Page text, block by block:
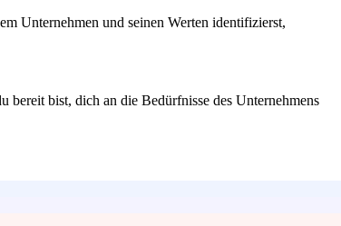
Unternehmen und seinen Werten identifizierst,
bereit bist, dich an die Bedürfnisse des Unternehmens